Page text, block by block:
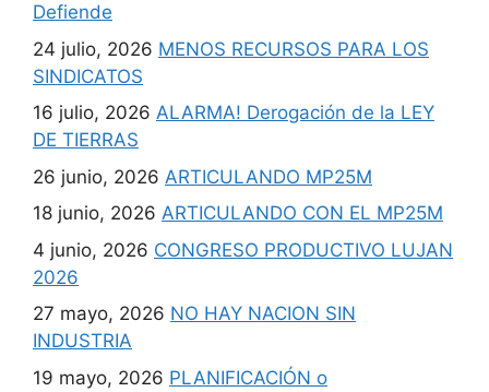
Defiende
24 julio, 2026 MENOS RECURSOS PARA LOS
SINDICATOS
16 julio, 2026 ALARMA! Derogación de la LEY
DE TIERRAS
26 junio, 2026 ARTICULANDO MP25M
18 junio, 2026 ARTICULANDO CON EL MP25M
4 junio, 2026 CONGRESO PRODUCTIVO LUJAN
2026
27 mayo, 2026 NO HAY NACION SIN
INDUSTRIA
19 mayo, 2026 PLANIFICACIÓN o